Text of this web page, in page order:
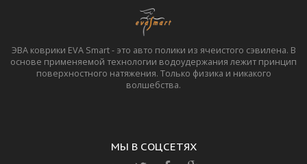
ЭВА коврики EVA Smart - это авто полики из ячеистого сэвилена. В
основе применяемой технологии водоудержания лежит принцип
поверхностного натяжения. Только физика и никакого
волшебства.
МЫ В СОЦСЕТЯХ